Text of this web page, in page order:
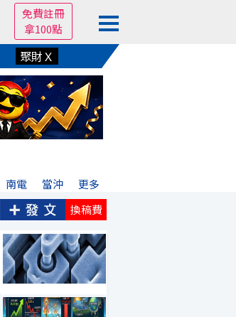
免費註冊
拿100點
聚財Ｘ
南電 當沖 更多
換稿費